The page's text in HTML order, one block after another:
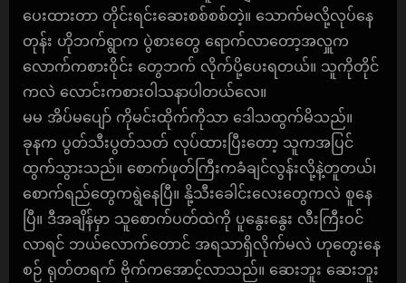
ပေးထားတာ တိုင်းရင်းဆေးစစ်စစ်တဲ့။ သောက်မလို့လုပ်နေ
တုန်း ဟိုဘက်ရွာက ပွဲစားတွေ ရောက်လာတော့အလှူက
လောက်ကစားဝိုင်း တွေဘက် လိုက်ပို့ပေးရတယ်။ သူကိုတိုင်
ကလဲ လောင်းကစားဝါသနာပါတယ်လေ။
မမ အိပ်မပျော် ကိုမင်းထိုက်ကိုသာ ဒေါသထွက်မိသည်။
ခုနက ပွတ်သီးပွတ်သတ် လုပ်ထားပြီးတော့ သူကအပြင်
ထွက်သွားသည်။ စောက်ဖုတ်ကြီးကခံချင်လွန်းလို့နဲ့တူတယ်၊
စောက်ရည်တွေကရွဲနေပြီ။ နို့သီးခေါင်းလေးတွေကလဲ စူနေ
ပြီ။ ဒီအချိန်မှာ သူစောက်ပတ်ထဲကို ပူနွေးနွေး လီးကြီးဝင်
လာရင် ဘယ်လောက်တောင် အရသာရှိလိုက်မလဲ ဟုတွေးနေ
စဉ် ရုတ်တရက် ဗိုက်ကအောင့်လာသည်။ ဆေးဘူး ဆေးဘူး